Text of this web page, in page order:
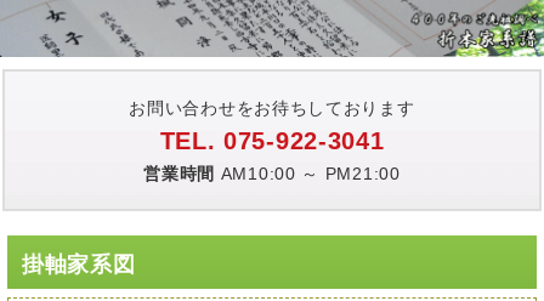
お問い合わせをお待ちしております
TEL. 075-922-3041
営業時間 AM10:00 ～ PM21:00
掛軸家系図